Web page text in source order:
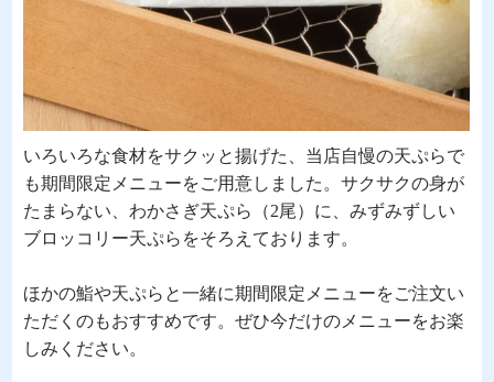
いろいろな食材をサクッと揚げた、当店自慢の天ぷらで
も期間限定メニューをご用意しました。サクサクの身が
たまらない、わかさぎ天ぷら（2尾）に、みずみずしい
ブロッコリー天ぷらをそろえております。
ほかの鮨や天ぷらと一緒に期間限定メニューをご注文い
ただくのもおすすめです。ぜひ今だけのメニューをお楽
しみください。